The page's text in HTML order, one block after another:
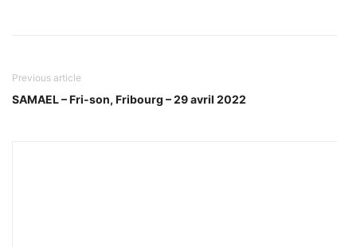
Previous article
SAMAEL – Fri-son, Fribourg – 29 avril 2022